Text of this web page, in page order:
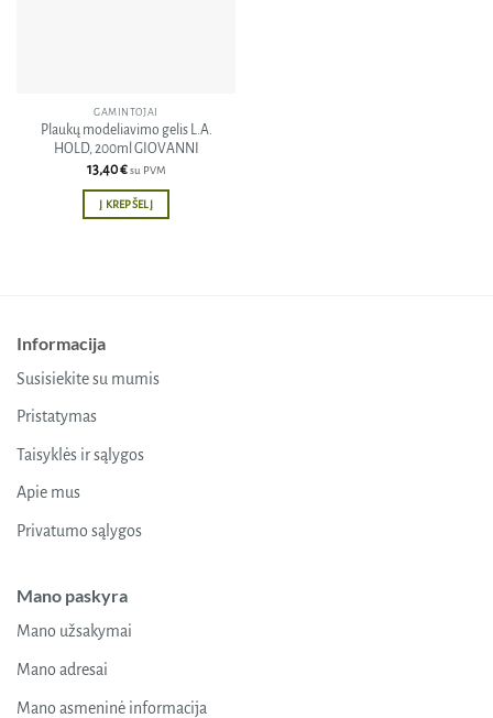
GAMINTOJAI
Plaukų modeliavimo gelis L.A.
HOLD, 200ml GIOVANNI
13,40€ su PVM
Į KREPŠELĮ
Informacija
Susisiekite su mumis
Pristatymas
Taisyklės ir sąlygos
Apie mus
Privatumo sąlygos
Mano paskyra
Mano užsakymai
Mano adresai
Mano asmeninė informacija